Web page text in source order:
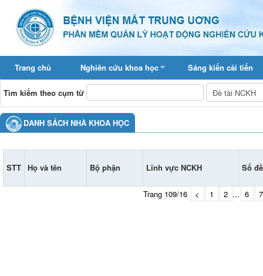
Trang chủ Nghiên cứu khoa học Sáng kiến cải tiến
Tìm kiếm theo cụm từ
DANH SÁCH NHÀ KHOA HỌC
STT Họ và tên Bộ phận Lĩnh vực NCKH Số
Trang 109/16 < 1 2 ... 6 7